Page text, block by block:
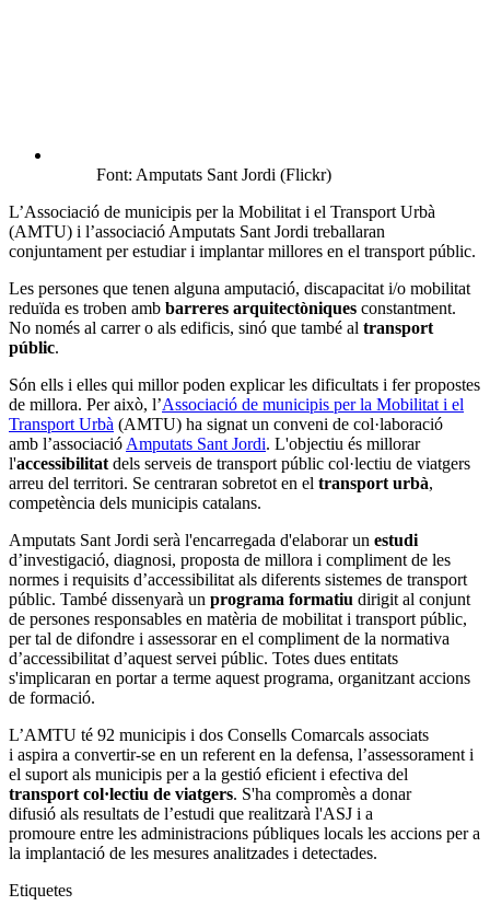
Font: Amputats Sant Jordi (Flickr)
L’Associació de municipis per la Mobilitat i el Transport Urbà
(AMTU) i l’associació Amputats Sant Jordi treballaran
conjuntament per estudiar i implantar millores en el transport públic.
Les persones que tenen alguna amputació, discapacitat i/o mobilitat
reduïda es troben amb barreres arquitectòniques constantment.
No només al carrer o als edificis, sinó que també al transport
públic.
Són ells i elles qui millor poden explicar les dificultats i fer propostes
de millora. Per això, l’Associació de municipis per la Mobilitat i el
Transport Urbà (AMTU) ha signat un conveni de col·laboració
amb l’associacióAmputats Sant Jordi. L'objectiu és millorar
l'accessibilitatdels serveis de transport públic col·lectiu de viatgers
arreu del territori. Se centraran sobretot en el transport urbà,
competència dels municipis catalans.
Amputats Sant Jordi serà l'encarregada d'elaborar un estudi
d’investigació, diagnosi, proposta de millora i compliment de les
normes i requisits d’accessibilitat als diferents sistemes de transport
públic. També dissenyarà un programa formatiu dirigit al conjunt
de persones responsables en matèria de mobilitat i transport públic,
per tal de difondre i assessorar en el compliment de la normativa
d’accessibilitat d’aquest servei públic. Totes dues entitats
s'implicaran en portar a terme aquest programa, organitzant accions
de formació.
L’AMTU té 92 municipis i dos Consells Comarcals associats
i aspira a convertir-se en un referent en la defensa, l’assessorament i
el suport als municipis per a la gestió eficient i efectiva del
transport col·lectiu de viatgers. S'ha compromès a donar
difusió als resultats de l’estudi que realitzarà l'ASJ i a
promoure entre les administracions públiques locals les accions per a
la implantació de les mesures analitzades i detectades.
Etiquetes